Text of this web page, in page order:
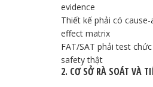
evidence
Thiết kế phải có cause-
effect matrix
FAT/SAT phải test
safety thật
2. CƠ SỞ RÀ SOÁT VÀ